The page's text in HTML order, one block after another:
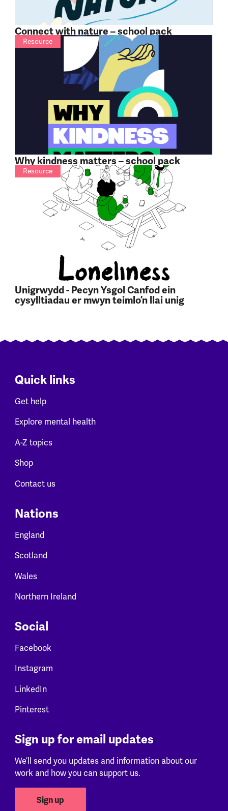
Connect with nature – school pack
Why kindness matters – school pack
Resource
Unigrwydd - Pecyn Ysgol Canfod ein
cysylltiadau er mwyn teimlo’n llai unig
Resource
Quick links
Get help
Explore mental health
A-Z topics
Shop
Contact us
Nations
England
Scotland
Wales
Northern Ireland
Social
Facebook
Instagram
LinkedIn
Pinterest
Sign up for email updates
We’ll send you updates and information about our
work and how you can support us.
Sign up